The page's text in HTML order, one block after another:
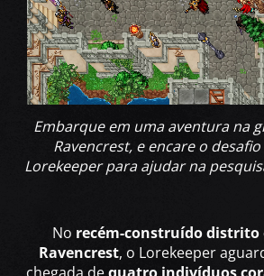
Embarque em uma aventura na
Ravencrest, e encare o
Lorekeeper para ajudar na
No recém-construído distrito
Ravencrest, o Lorekeeper